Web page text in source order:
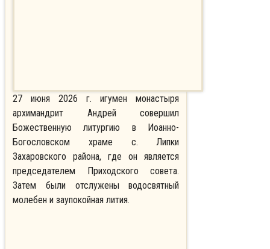
27 июня 2026 г. игумен монастыря
архимандрит Андрей совершил
Божественную литургию в Иоанно-
Богословском храме с. Липки
Захаровского района, где он является
председателем Приходского совета.
Затем были отслужены водосвятный
молебен и заупокойная лития.